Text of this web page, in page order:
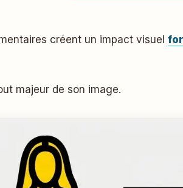
créent un impact visuel
majeur de son image.